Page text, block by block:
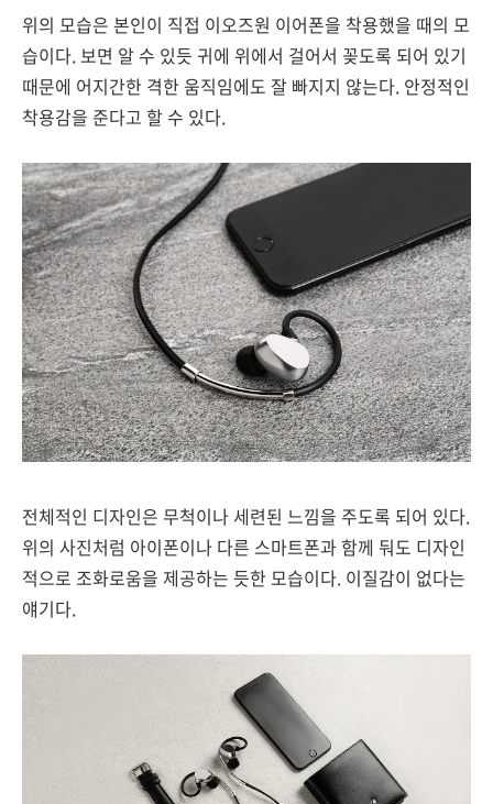
위의 모습은 본인이 직접 이오즈원 이어폰을 착용했을 때의 모
습이다. 보면 알 수 있듯 귀에 위에서 걸어서 꽂도록 되어 있기
때문에 어지간한 격한 움직임에도 잘 빠지지 않는다. 안정적인
착용감을 준다고 할 수 있다.
전체적인 디자인은 무척이나 세련된 느낌을 주도록 되어 있다.
위의 사진처럼 아이폰이나 다른 스마트폰과 함께 둬도 디자인
적으로 조화로움을 제공하는 듯한 모습이다. 이질감이 없다는
얘기다.